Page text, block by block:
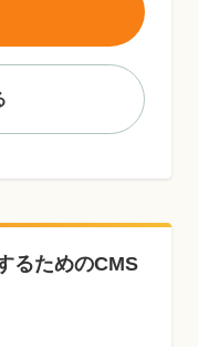
るためのCMS